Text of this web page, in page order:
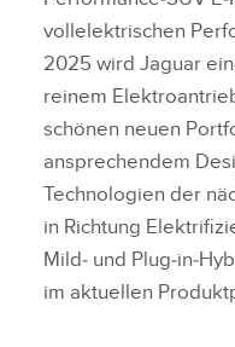
vollelektrischen
2025 wird Jaguar
reinem
schönen neuen
ansprechendem
Technologien der
in Richtung
Mild‑ und
im aktuellen